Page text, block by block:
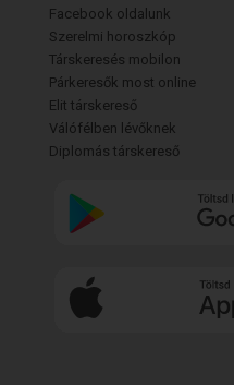
Facebook oldalunk
Szerelmi horoszkóp
Társkeresés mobilon
Párkeresők most online
Elit társkereső
Válófélben lévőknek
Diplomás társkereső